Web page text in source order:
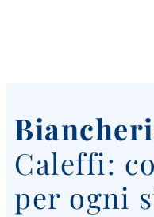
Caleffi:
per ogni